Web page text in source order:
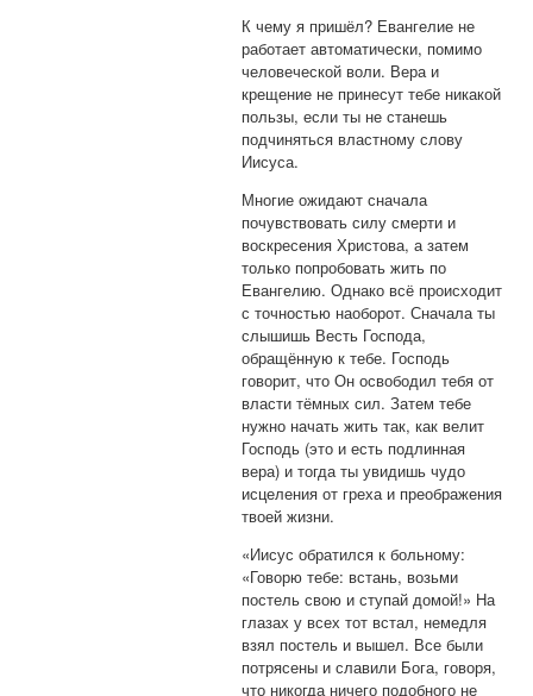
К чему я пришёл? Евангелие не
работает автоматически, помимо
человеческой воли. Вера и
крещение не принесут тебе никакой
пользы, если ты не станешь
подчиняться властному слову
Иисуса.
Многие ожидают сначала
почувствовать силу смерти и
воскресения Христова, а затем
только попробовать жить по
Евангелию. Однако всё происходит
с точностью наоборот. Сначала ты
слышишь Весть Господа,
обращённую к тебе. Господь
говорит, что Он освободил тебя от
власти тёмных сил. Затем тебе
нужно начать жить так, как велит
Господь (это и есть подлинная
вера) и тогда ты увидишь чудо
исцеления от греха и преображения
твоей жизни.
«Иисус обратился к больному:
«Говорю тебе: встань, возьми
постель свою и ступай домой!» На
глазах у всех тот встал, немедля
взял постель и вышел. Все были
потрясены и славили Бога, говоря,
что никогда ничего подобного не